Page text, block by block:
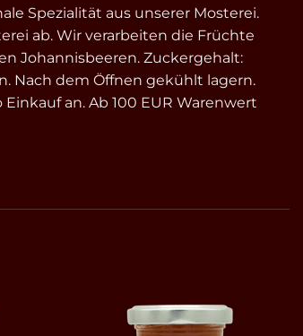
Spezialität aus unserer Mosterei.
ab. Wir verarbeiten die Früchte
Johannisbeeren. Zuckergehalt:
Nach dem Öffnen gekühlt lagern.
an. Ab 100 EUR Warenwert